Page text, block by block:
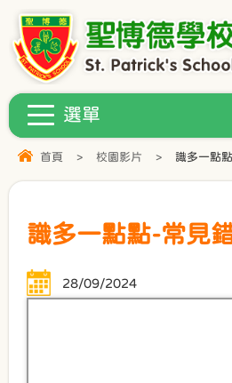
首頁 > 校園影片 > 識多一點
識多一點點-常見
28/09/2024